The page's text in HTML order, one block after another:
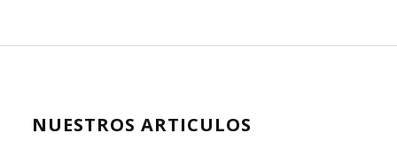
NUESTROS ARTICULOS